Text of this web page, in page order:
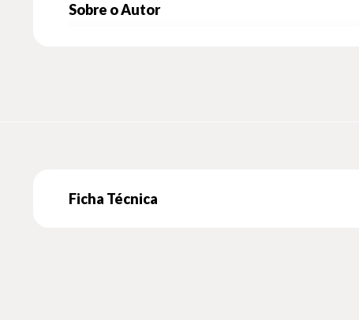
Sobre o Autor
Ficha Técnica